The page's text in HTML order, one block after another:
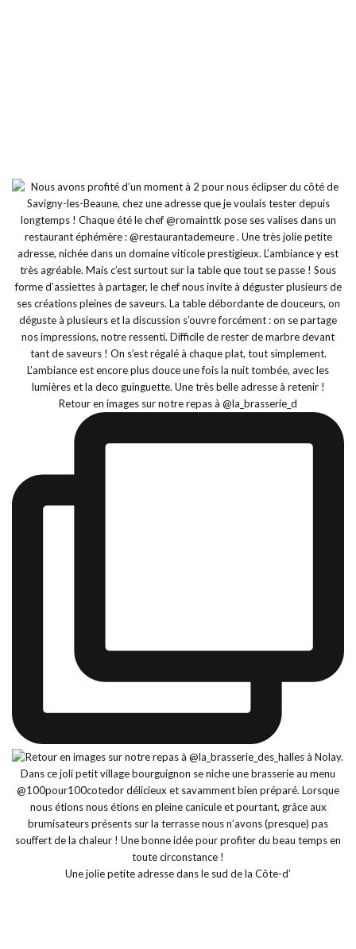
Retour en images sur notre repas à @la_brasserie_d
Une jolie petite adresse dans le sud de la Côte-d’